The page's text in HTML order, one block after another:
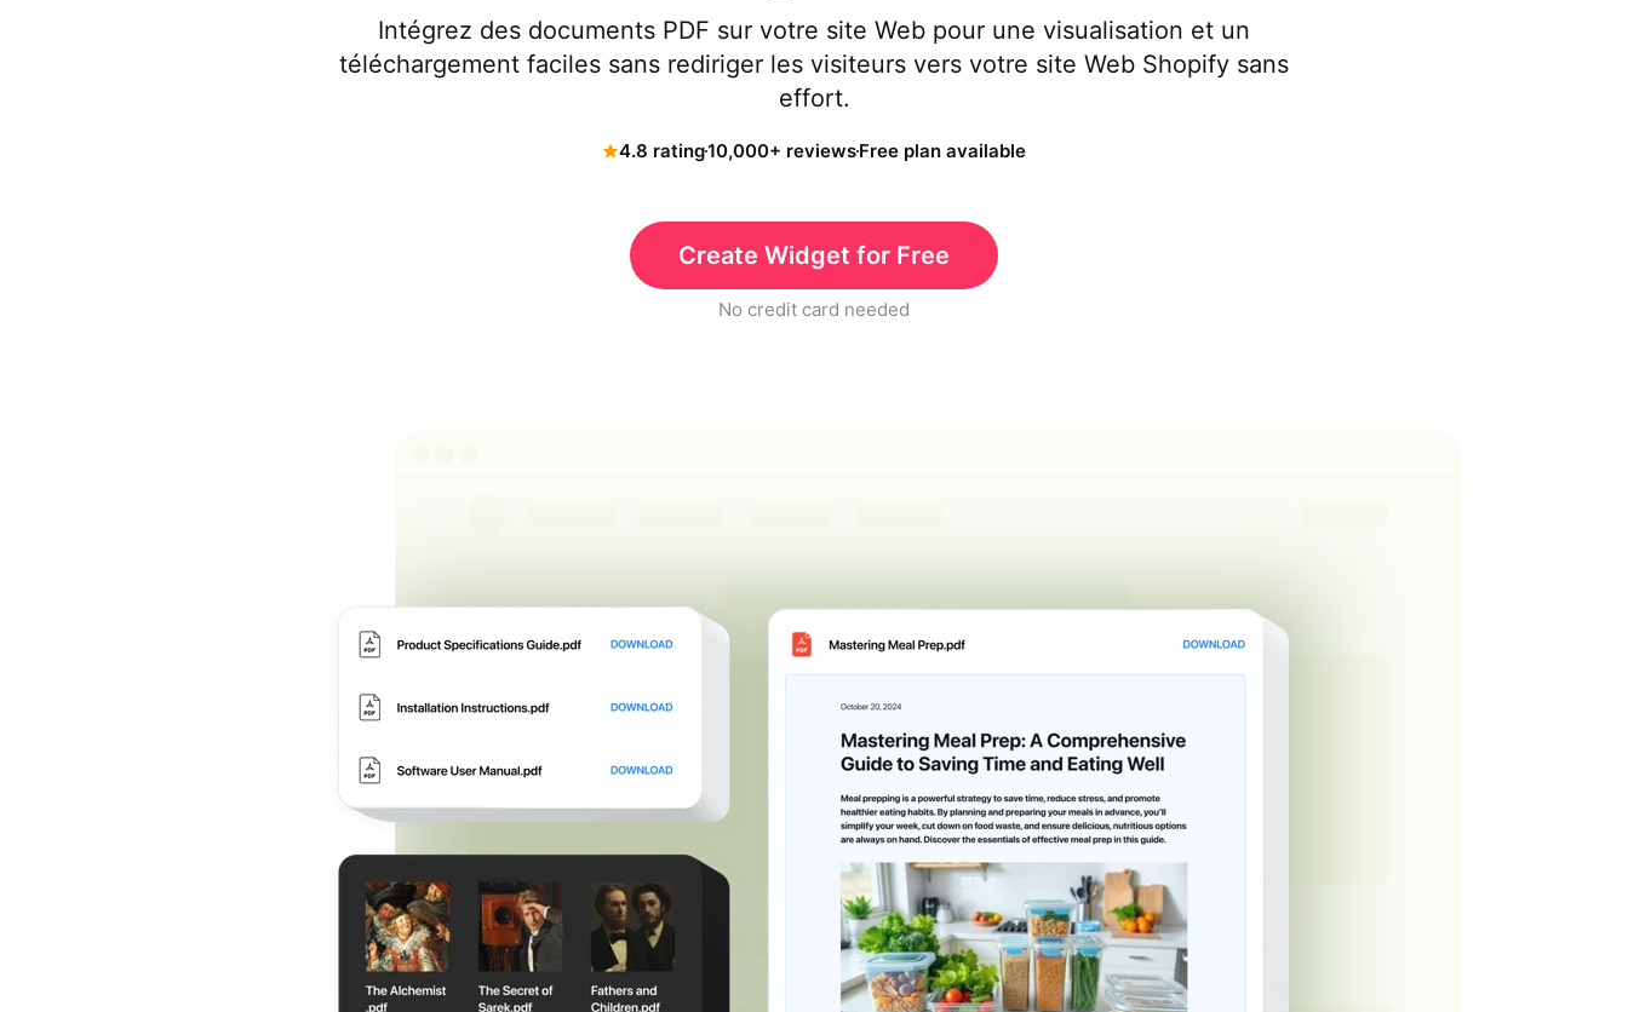
Intégrez des documents PDF sur votre site Web pour une visualisation et un
téléchargement faciles sans rediriger les visiteurs vers votre site Web Shopify sans
effort.
4.8 rating10,000+ reviewsFree plan available
Create Widget for Free
No credit card needed